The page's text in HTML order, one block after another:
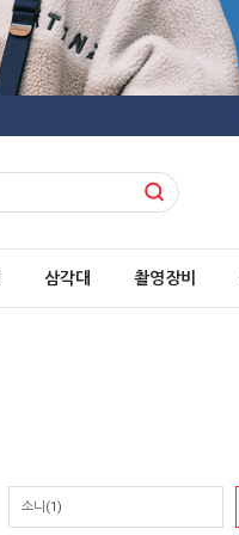
삼각대 촬영장비
소니(1)